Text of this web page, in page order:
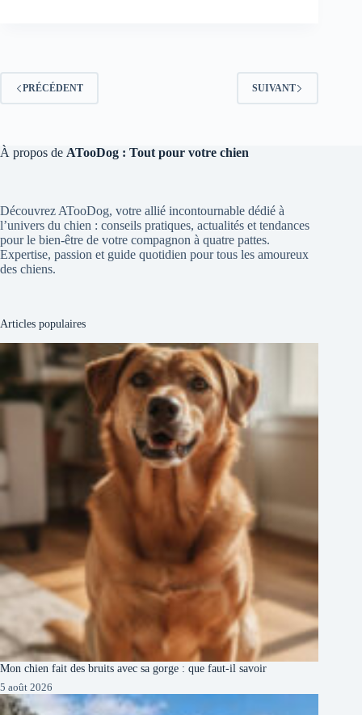
PRÉCÉDENT SUIVANT
À propos de ATooDog : Tout pour votre chien
Découvrez ATooDog, votre allié incontournable dédié à
l’univers du chien : conseils pratiques, actualités et tendances
pour le bien-être de votre compagnon à quatre pattes.
Expertise, passion et guide quotidien pour tous les amoureux
des chiens.
Articles populaires
Mon chien fait des bruits avec sa gorge : que faut-il savoir
5 août 2026